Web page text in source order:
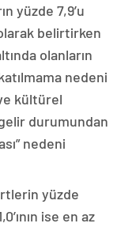
yüzde 7,9’u
belirtirken
olanların
nedeni
kültürel
durumundan
nedeni
yüzde
ise en az